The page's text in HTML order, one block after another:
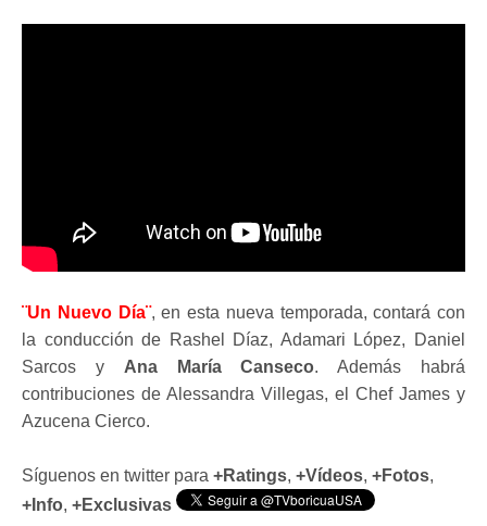
¨Un Nuevo Día¨, en esta nueva temporada, contará con
la conducción de Rashel Díaz, Adamari López, Daniel
Sarcos y Ana María Canseco. Además habrá
contribuciones de Alessandra Villegas, el Chef James y
Azucena Cierco.
Síguenos en twitter para +Ratings, +Vídeos, +Fotos,
+Info, +Exclusivas